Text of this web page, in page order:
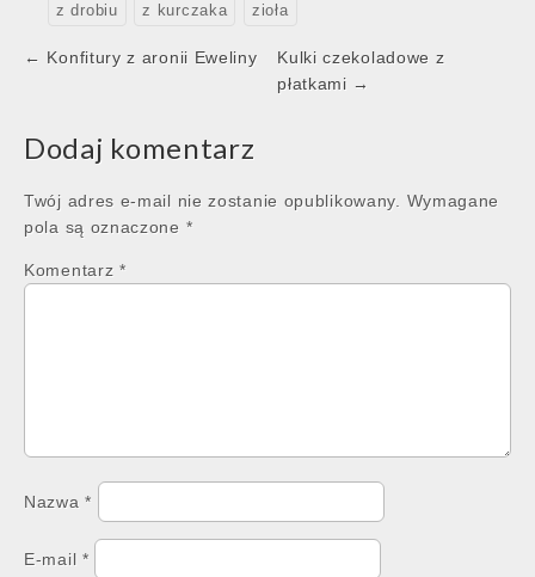
z drobiu z kurczaka zioła
Post
← Konfitury z aronii Eweliny
Kulki czekoladowe z
płatkami →
Dodaj komentarz
Twój adres e-mail nie zostanie opublikowany.
Wymagane
pola są oznaczone *
Komentarz *
Nazwa*
E-mail *